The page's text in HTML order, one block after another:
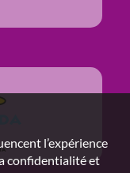
l’expérience
confidentialité et